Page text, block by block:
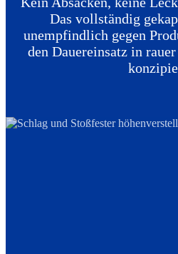
Das vollständig
unempfindlich gegen
den Dauereinsatz in